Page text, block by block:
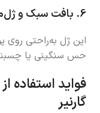
6. بافت سبک و
این ژل به‌راحتی
حس سنگینی یا
فواید
گارنیر